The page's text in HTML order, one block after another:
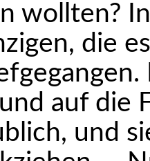
wollten?
die
auf die
und